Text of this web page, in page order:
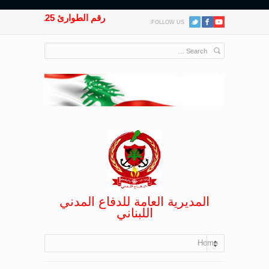
FOLLOW US: رقم الطوارئ 125
المديرية العامة للدفاع المدني
اللبناني
Home